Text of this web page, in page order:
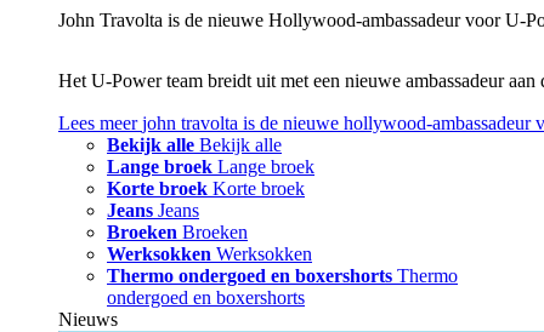
John Travolta is de nieuwe Hollywood-ambassadeur voor
Het U‑Power team breidt uit met een nieuwe ambassadeur
Lees meerjohn travolta is de nieuwe hollywood-ambassadeur
Bekijk alle Bekijk alle
Lange broek Lange broek
Korte broek Korte broek
Jeans Jeans
Broeken Broeken
Werksokken Werksokken
Thermo ondergoed en boxershorts Thermo
ondergoed en boxershorts
Nieuws